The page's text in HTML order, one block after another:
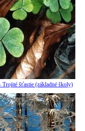
šťastie (základné školy)